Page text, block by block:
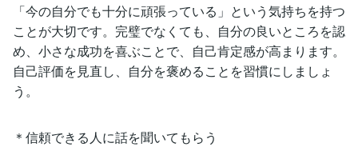
「今の自分でも十分に頑張っている」という気持ちを持つ
ことが大切です。完璧でなくても、自分の良いところを認
め、小さな成功を喜ぶことで、自己肯定感が高まります。
自己評価を見直し、自分を褒めることを習慣にしましょ
う。
＊信頼できる人に話を聞いてもらう